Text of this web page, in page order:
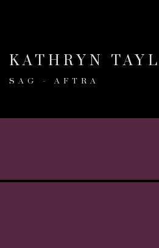
KATHRYN
SAG - AFTRA